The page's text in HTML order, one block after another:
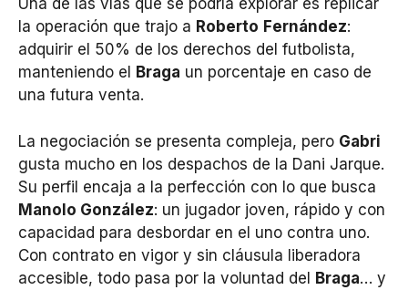
Una de las vías que se podría explorar es replicar
la operación que trajo a Roberto Fernández:
adquirir el 50% de los derechos del futbolista,
manteniendo el
Braga un porcentaje en caso de
una futura venta.
La negociación se presenta compleja, pero Gabri
gusta mucho en los despachos de la Dani Jarque.
Su perfil encaja a la perfección con lo que busca
Manolo González: un jugador joven, rápido y con
capacidad para desbordar en el uno contra uno.
Con contrato en vigor y sin cláusula liberadora
accesible, todo pasa por la voluntad del Braga… y